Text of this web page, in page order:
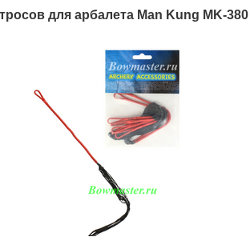
для арбалета Man Kung MK-380